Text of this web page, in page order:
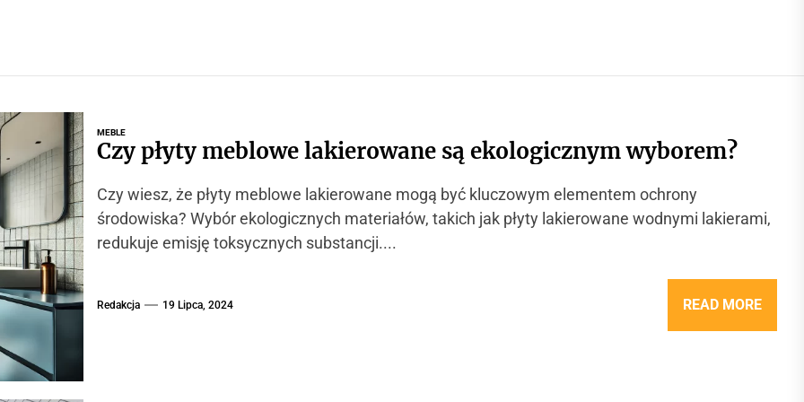
MEBLE
Czy płyty meblowe lakierowane są ekologicznym wyborem?
Czy wiesz, że płyty meblowe lakierowane mogą być kluczowym elementem ochrony
środowiska? Wybór ekologicznych materiałów, takich jak płyty lakierowane wodnymi lakierami,
redukuje emisję toksycznych substancji....
Redakcja 19 Lipca, 2024 READ MORE